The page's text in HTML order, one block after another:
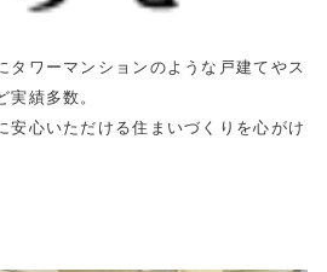
タワーマンションのような戸建てやス
績多数。
安心いただける住まいづくりを心がけ